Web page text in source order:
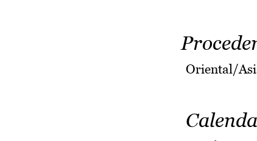
Oriental/